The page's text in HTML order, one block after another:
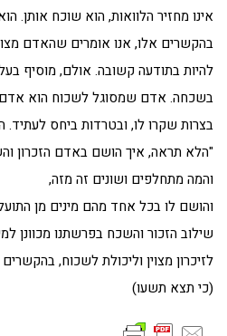
אינו מחזיר הלוואות, הוא שוכח
בהקשרים אלו, אנו אומרים שהאדם
להיות בתודעה קשובה. אולם, מוסיף
בשכחה. אדם שמסוגל לשכוח הוא אדם
בצרות שקרו לו, ובטרדות ביחס לעתיד.
"הלא תראה, איך הושם באדם הזכרון
והמה מתחלפים ושונים זה מזה,
והושם לו בכל אחד מהם מינים מן
שילוב הזכור והשכח בפרשתנו מכוונן
לזיכרון מצוין וליכולת לשכוח, בהקשרים
(כי תצא תשעו)